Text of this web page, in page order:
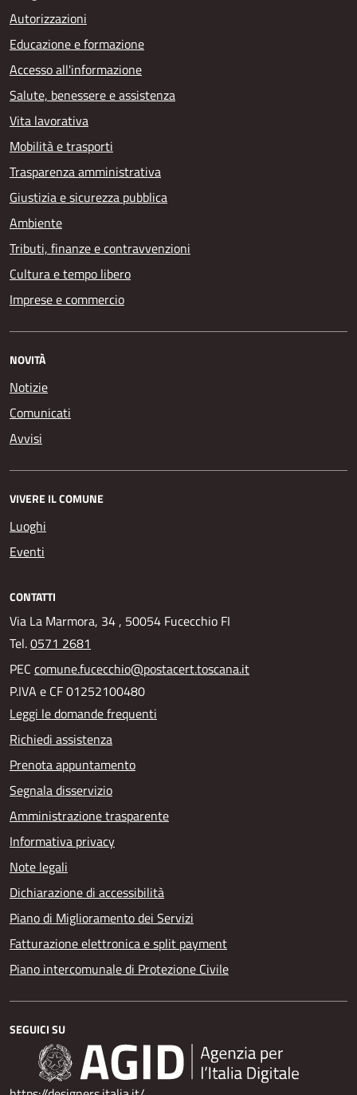
Autorizzazioni
Educazione e formazione
Accesso all'informazione
Salute, benessere e assistenza
Vita lavorativa
Mobilità e trasporti
Trasparenza amministrativa
Giustizia e sicurezza pubblica
Ambiente
Tributi, finanze e contravvenzioni
Cultura e tempo libero
Imprese e commercio
NOVITÀ
Notizie
Comunicati
Avvisi
VIVERE IL COMUNE
Luoghi
Eventi
CONTATTI
Via La Marmora, 34 , 50054 Fucecchio FI
Tel.0571 2681
PEC comune.fucecchio@postacert.toscana.it
P.IVA e CF 01252100480
Leggi le domande frequenti
Richiedi assistenza
Prenota appuntamento
Segnala disservizio
Amministrazione trasparente
Informativa privacy
Note legali
Dichiarazione di accessibilità
Piano di Miglioramento dei Servizi
Fatturazione elettronica e split payment
Piano intercomunale di Protezione Civile
SEGUICI SU